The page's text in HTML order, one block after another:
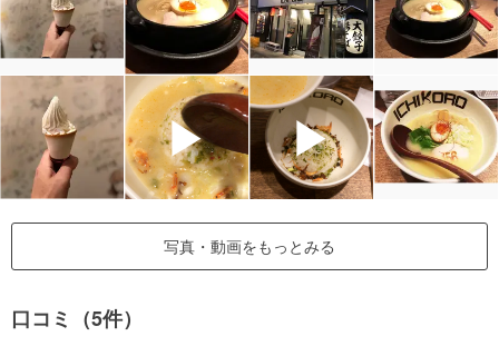
▶ ▶
写真・動画をもっとみる
口コミ（5件）